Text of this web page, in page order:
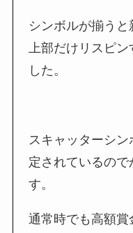
シンボルが揃う
上部だけリスピン
した。
スキャッターシン
定されているので
す。
通常時でも高額